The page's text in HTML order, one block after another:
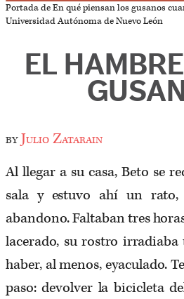
Portada de En qué piensan los gusanos
Universidad Autónoma de Nuevo León
EL
byJulio Zatarain
Al llegar a su casa, Beto se
sala y estuvo ahí un
abandono. Faltaban tres
lacerado, su rostro
haber, al menos, eyaculado.
paso: devolver la bicicleta